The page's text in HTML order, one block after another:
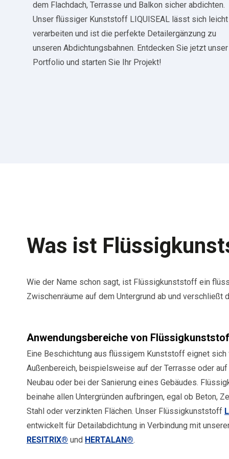
dem Flachdach, Terrasse und Balkon sicher abdichten.
Unser flüssiger Kunststoff LIQUISEAL lässt sich leicht
verarbeiten und ist die perfekte Detailergänzung zu
unseren Abdichtungsbahnen. Entdecken Sie jetzt unser
Portfolio und starten Sie Ihr Projekt!
Was ist
Wie der Name schon sagt, ist Flüssigkunststoff ein
Zwischenräume auf dem Untergrund ab und
Anwendungsbereiche von
Eine Beschichtung aus flüssigem Kunststoff eignet sich
Außenbereich, beispielsweise auf der Terrasse oder
Neubau oder bei der Sanierung eines Gebäudes.
beinahe allen Untergründen aufbringen, egal ob Beton,
Stahl oder verzinkten Flächen. Unser Flüssigkunststoff
entwickelt für Detailabdichtung in Verbindung mit
RESITRIX® und HERTALAN®.